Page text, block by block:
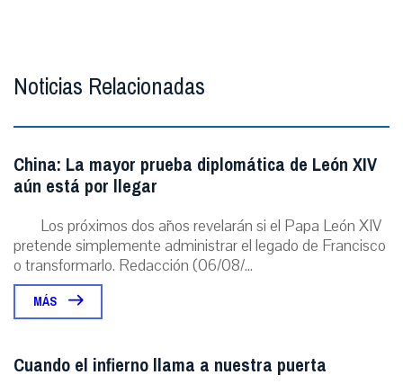
Noticias Relacionadas
China: La mayor prueba diplomática de León XIV
aún está por llegar
Los próximos dos años revelarán si el Papa León XIV
pretende simplemente administrar el legado de Francisco
o transformarlo. Redacción (06/08/...
MÁS
Cuando el infierno llama a nuestra puerta